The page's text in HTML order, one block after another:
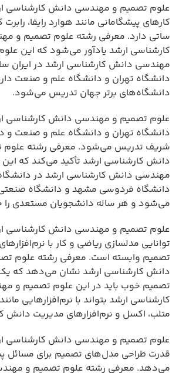
علوم تصمیم و مهندسی دانش کارشناسی
کارهای پیشگامانی مانند هوارد رایفا،
ساتی دارد. معرفی رشته علوم تصمیم و
کارشناسی ارشد یادآور می‌شود که این
مهندسی دانش کارشناسی ارشد در ایران
دانشگاه تهران و دانشگاه علم و صنعت
دانشگاه‌های برتر جهان تدریس می‌شود.
علوم تصمیم و مهندسی دانش کارشناسی
دانشگاه تهران و دانشگاه علم و صنعت و
شریف تدریس می‌شود. معرفی رشته
دانش کارشناسی ارشد تأکید می‌کند که
مهندسی دانش کارشناسی ارشد در
دانشگاه فردوسی مشهد و دانشگاه صنعتی
می‌شود و هر ساله دانشجویان مستعدی
علوم تصمیم و مهندسی دانش کارشناسی
توانایی مدلسازی ریاضی و کار با
تصمیم وابسته است. معرفی رشته علوم
دانش کارشناسی ارشد نشان می‌دهد که
تصمیم خوب باید در این علوم تصمیم و
کارشناسی ارشد بتواند با نرم‌افزارهایی
متلب، اکسل و نرم‌افزارهای مدیریت دانش
علوم تصمیم و مهندسی دانش کارشناسی
قدرت طراحی مدل‌های تصمیم برای مسائل
می‌دهد. معرفی رشته علوم تصمیم و